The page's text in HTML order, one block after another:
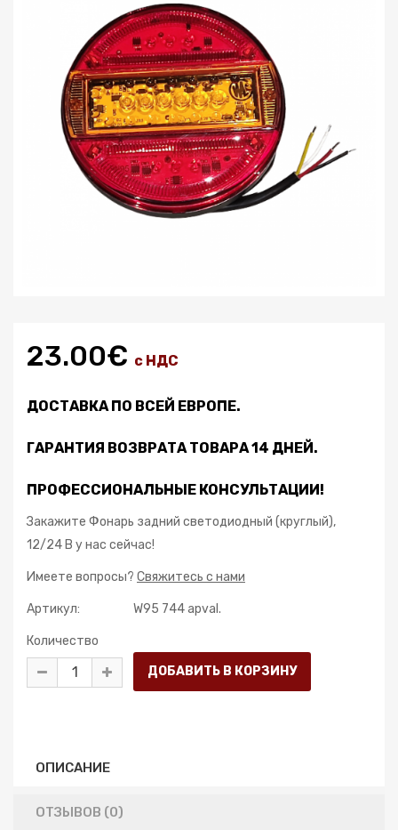
23.00€ с НДС
ДОСТАВКА ПО ВСЕЙ ЕВРОПЕ.
ГАРАНТИЯ ВОЗВРАТА ТОВАРА 14 ДНЕЙ.
ПРОФЕССИОНАЛЬНЫЕ КОНСУЛЬТАЦИИ!
Закажите Фонарь задний cветодиодный (круглый),
12/24 В у нас сейчас!
Имеете вопросы? Свяжитесь с нами
Артикул: W95 744 apval.
Количество
ОПИСАНИЕ
ОТЗЫВОВ (0)